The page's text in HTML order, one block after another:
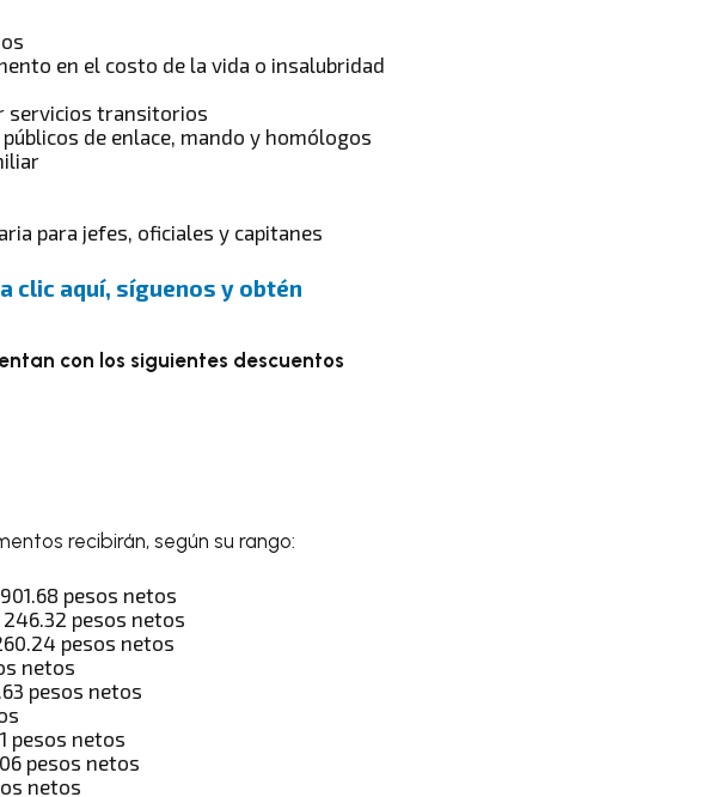
en el costo de la vida o insalubridad
servicios transitorios
de enlace, mando y homólogos
para jefes, oficiales y capitanes
clic aquí, síguenos y obtén
con los siguientes descuentos
recibirán, según su rango:
pesos netos
246.32 pesos netos
pesos netos
netos
pesos netos
pesos netos
pesos netos
netos